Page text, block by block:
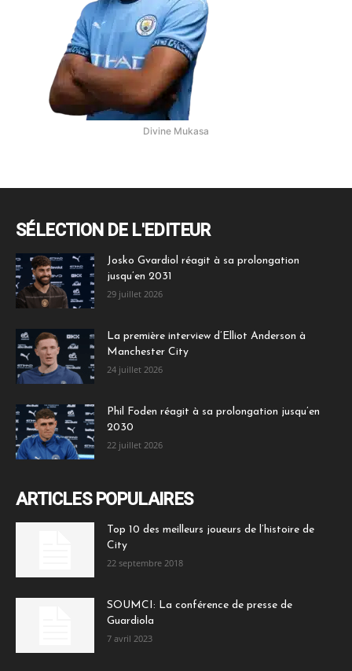
Divine Mukasa
SÉLECTION DE L'EDITEUR
Josko Gvardiol réagit à sa prolongation
jusqu’en 2031
29 juillet 2026
La première interview d’Elliot Anderson à
Manchester City
24 juillet 2026
Phil Foden réagit à sa prolongation jusqu’en
2030
22 juillet 2026
ARTICLES POPULAIRES
Top 10 des meilleurs joueurs de l’histoire de
City
22 septembre 2018
SOUMCI: La conférence de presse de
Guardiola
7 avril 2023